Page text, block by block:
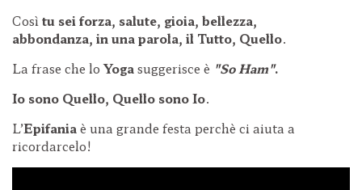
Così tu sei forza, salute, gioia, bellezza,
abbondanza, in una parola, il Tutto, Quello.
La frase che loYogasuggerisce è "So Ham".
Io sono Quello, Quello sono Io.
L’Epifaniaè una grande festa perchè ci aiuta a
ricordarcelo!